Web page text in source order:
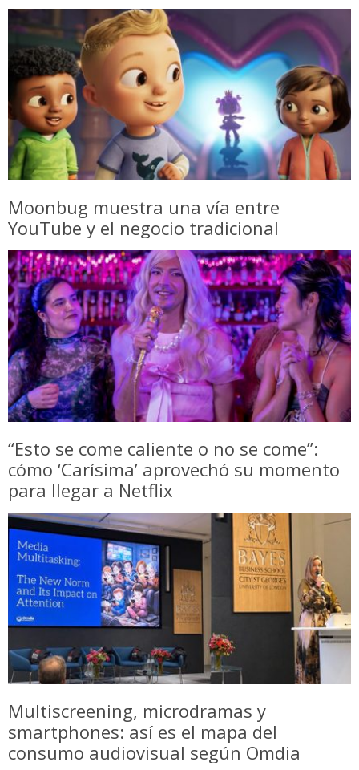
Moonbug muestra una vía entre
YouTube y el negocio tradicional
“Esto se come caliente o no se come”:
cómo ‘Carísima’ aprovechó su momento
para llegar a Netflix
Multiscreening, microdramas y
smartphones: así es el mapa del
consumo audiovisual según Omdia